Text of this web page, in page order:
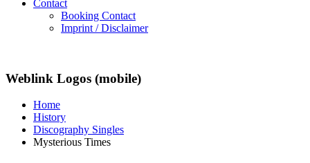
Contact
Booking Contact
Imprint / Disclaimer
Weblink Logos (mobile)
Home
History
Discography Singles
Mysterious Times